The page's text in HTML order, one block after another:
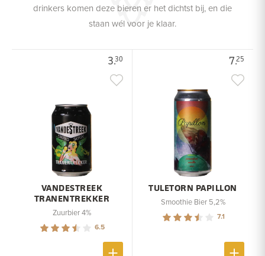
drinkers komen deze bieren er het dichtst bij, en die
staan wél voor je klaar.
3.30
VANDESTREEK
TRANENTREKKER
Zuurbier 4%
6.5
7.25
TULETORN PAPILLON
Smoothie Bier 5,2%
7.1